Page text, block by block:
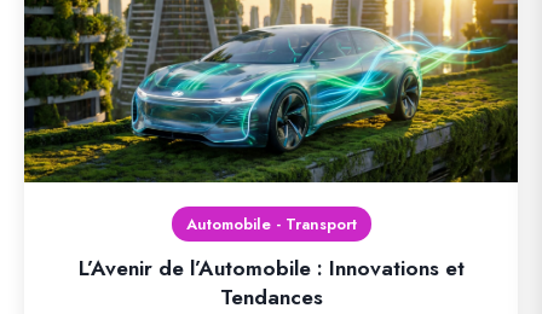
Automobile - Transport
L’Avenir de l’Automobile : Innovations et
Tendances